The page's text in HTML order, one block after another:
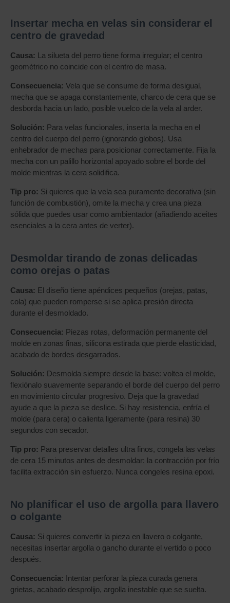
Insertar mecha en velas sin considerar el
centro de gravedad
Causa: La silueta del perro tiene forma irregular; el centro
geométrico no coincide con el centro de masa.
Consecuencia: Vela que se consume de forma desigual,
mecha que se apaga constantemente, charco de cera que se
desborda hacia un lado, posible vuelco de la vela al arder.
Solución: Para velas funcionales, inserta la mecha en el
centro del cuerpo del perro (ignorando globos). Usa
enhebrador de mechas para posicionar correctamente. Fija la
mecha con un palillo horizontal apoyado sobre el borde del
molde mientras la cera solidifica.
Tip pro: Si quieres que la vela sea puramente decorativa (sin
función de combustión), omite la mecha y crea una pieza
sólida que puedes usar como ambientador (añadiendo aceites
esenciales a la cera antes de verter).
Desmoldar tirando de zonas delicadas
como orejas o patas
Causa: El diseño tiene apéndices pequeños (orejas, patas,
cola) que pueden romperse si se aplica presión directa
durante el desmoldado.
Consecuencia: Piezas rotas, deformación permanente del
molde en zonas finas, silicona estirada que pierde elasticidad,
acabado de bordes desgarrados.
Solución: Desmolda siempre desde la base: voltea el molde,
flexiónalo suavemente separando el borde del cuerpo del perro
en movimiento circular progresivo. Deja que la gravedad
ayude a que la pieza se deslice. Si hay resistencia, enfría el
molde (para cera) o calienta ligeramente (para resina) 30
segundos con secador.
Tip pro: Para preservar detalles ultra finos, congela las velas
de cera 15 minutos antes de desmoldar: la contracción por frío
facilita extracción sin esfuerzo. Nunca congeles resina epoxi.
No planificar el uso de argolla para llavero
o colgante
Causa: Si quieres convertir la pieza en llavero o colgante,
necesitas insertar argolla o gancho durante el vertido o poco
después.
Consecuencia: Intentar perforar la pieza curada genera
grietas, acabado desprolijo, argolla inestable que se suelta.